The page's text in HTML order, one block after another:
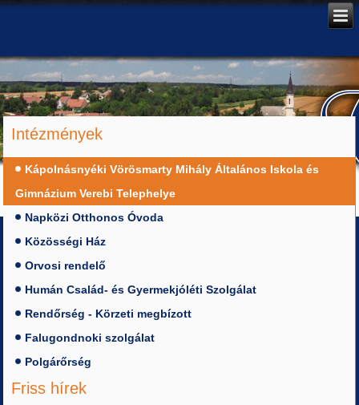
Intézmények
Kápolnásnyéki Vörösmarty Mihály Általános Iskola és
Gimnázium Verebi Telephelye
Napközi Otthonos Óvoda
Közösségi Ház
Orvosi rendelő
Humán Család- és Gyermekjóléti Szolgálat
Rendőrség - Körzeti megbízott
Falugondnoki szolgálat
Polgárőrség
Friss hírek